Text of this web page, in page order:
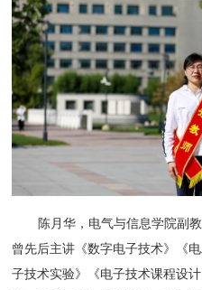
陈月华，电气与信息学院副
曾先后主讲《数字电子技术》《
子技术实验》《电子技术课程设